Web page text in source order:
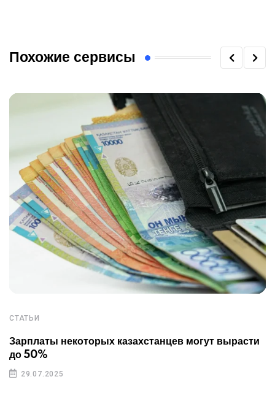
Похожие сервисы
СТАТЬИ
Зарплаты некоторых казахстанцев могут вырасти
до 50%
29.07.2025